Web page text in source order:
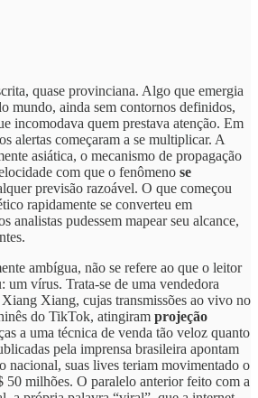
quase provinciana. Algo que emergia
mundo, ainda sem contornos definidos,
incomodava quem prestava atenção. Em
alertas começaram a se multiplicar. A
asiática, o mecanismo de propagação
com que o fenômeno se
previsão razoável. O que começou
rapidamente se converteu em
analistas pudessem mapear seu alcance,
ambígua, não se refere ao que o leitor
um vírus. Trata-se de uma vendedora
Xiang, cujas transmissões ao vivo no
do TikTok, atingiram projeção
a uma técnica de venda tão veloz quanto
pela imprensa brasileira apontam
nacional, suas lives teriam movimentado o
50 milhões. O paralelo anterior feito com a